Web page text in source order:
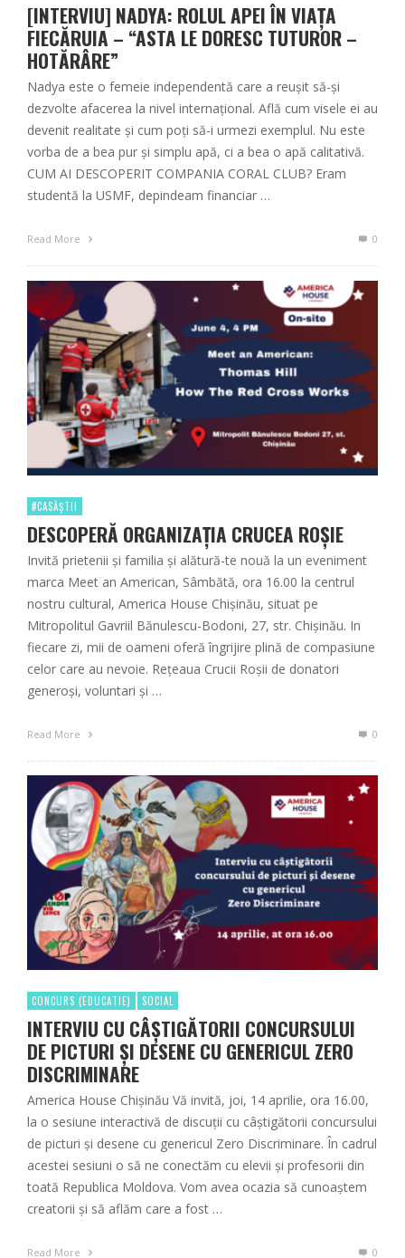
[INTERVIU] NADYA: ROLUL APEI ÎN VIAȚA
FIECĂRUIA – “ASTA LE DORESC TUTUROR –
HOTĂRÂRE”
Nadya este o femeie independentă care a reușit să-și
dezvolte afacerea la nivel internațional. Află cum visele ei au
devenit realitate și cum poți să-i urmezi exemplul. Nu este
vorba de a bea pur și simplu apă, ci a bea o apă calitativă.
CUM AI DESCOPERIT COMPANIA CORAL CLUB? Eram
studentă la USMF, depindeam financiar …
Read More 0
#CASĂȘTII
DESCOPERĂ ORGANIZAȚIA CRUCEA ROȘIE
Invită prietenii și familia și alătură-te nouă la un eveniment
marca Meet an American, Sâmbătă, ora 16.00 la centrul
nostru cultural, America House Chișinău, situat pe
Mitropolitul Gavriil Bănulescu-Bodoni, 27, str. Chişinău. In
fiecare zi, mii de oameni oferă îngrijire plină de compasiune
celor care au nevoie. Rețeaua Crucii Roșii de donatori
generoși, voluntari și …
Read More 0
CONCURS (EDUCATIE) SOCIAL
INTERVIU CU CÂȘTIGĂTORII CONCURSULUI
DE PICTURI ȘI DESENE CU GENERICUL ZERO
DISCRIMINARE
America House Chișinău Vă invită, joi, 14 aprilie, ora 16.00,
la o sesiune interactivă de discuții cu câștigătorii concursului
de picturi și desene cu genericul Zero Discriminare. În cadrul
acestei sesiuni o să ne conectăm cu elevii și profesorii din
toată Republica Moldova. Vom avea ocazia să cunoaștem
creatorii și să aflăm care a fost …
Read More 0